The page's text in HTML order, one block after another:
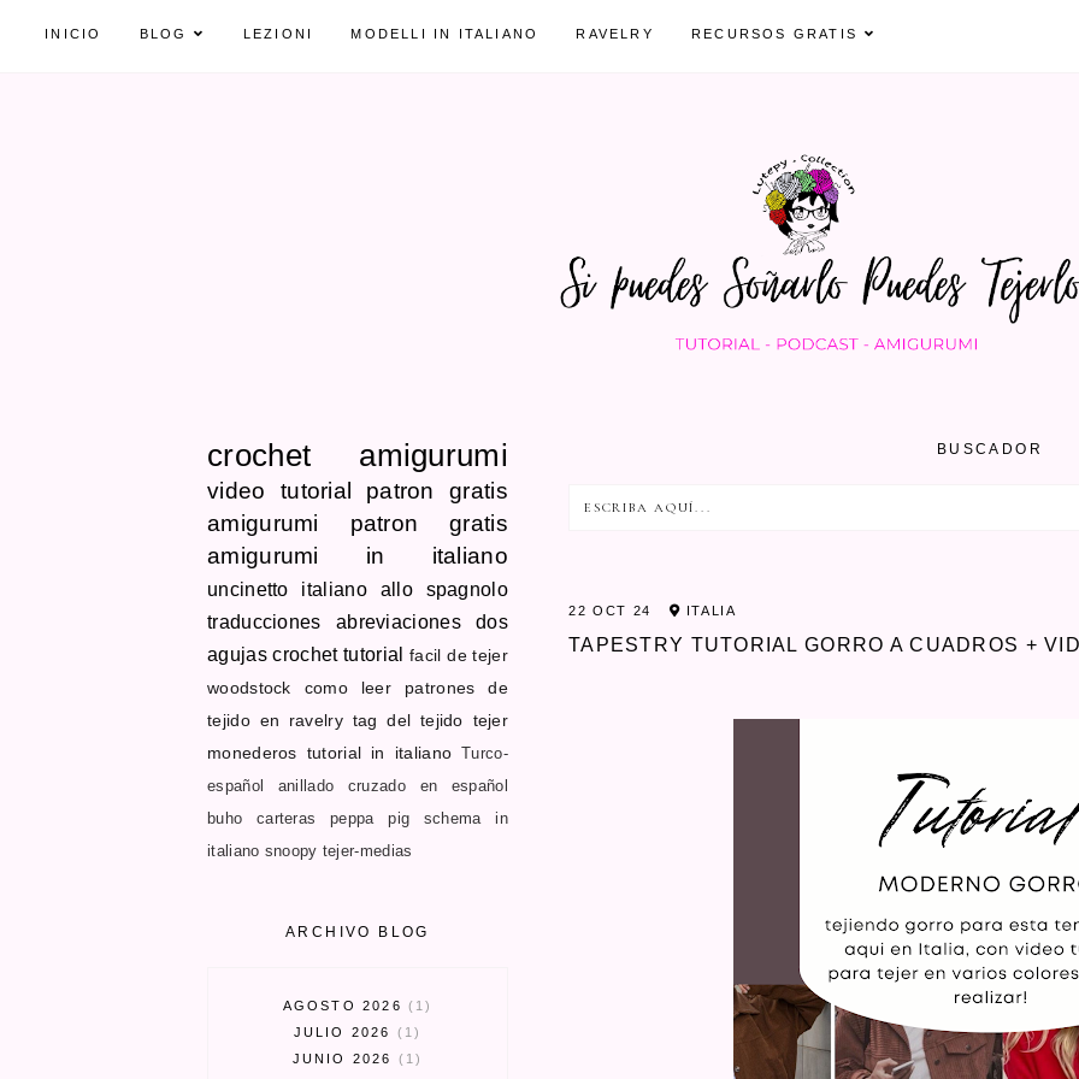
INICIO BLOG LEZIONI MODELLI IN ITALIANO RAVELRY RECURSOS GRATIS
BUSCADOR
22 OCT 24 ITALIA
TAPESTRY TUTORIAL GORRO A CUADROS +
crochet amigurumi
video tutorial
patron gratis
amigurumi patron gratis
amigurumi in italiano
uncinetto
italiano allo spagnolo
traducciones
abreviaciones dos
agujas crochet tutorial
facil de tejer
woodstock
como leer patrones de
tejido en ravelry tag del tejido tejer
monederos tutorial in italiano Turco-
español
anillado cruzado en español
buho
carteras
peppa pig schema in
italiano snoopy tejer-medias
ARCHIVO BLOG
AGOSTO 2026
1
JULIO 2026
1
JUNIO 2026
1